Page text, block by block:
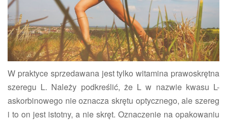
W praktyce sprzedawana jest tylko witamina prawoskrętna
szeregu L. Należy podkreślić, że L w nazwie kwasu L-
askorbinowego nie oznacza skrętu optycznego, ale szereg
i to on jest istotny, a nie skręt. Oznaczenie na opakowaniu